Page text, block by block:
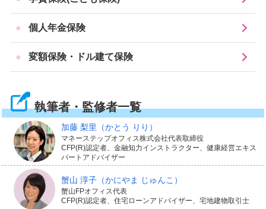
死亡時に残された家族のローン返済
に備えられる
しまったときや高度障害になったときなど保険金がお
り、借りているローンの返済にあてられます。このた
め、ローンを返していた人が亡くなって家計の収入が大
幅に下がってしまっても、家族はローン返済の負担をお
うことなく自宅に住み続けることができます。
個人年金保険
変額保険・ドル建て保険
執筆者・監修者一覧
加藤 梨里 （かとう りり）
マネーステップオフィス株式会社代表取締役
CFP(R)認定者、金融知力インストラクター、健康経営エキス
パートアドバイザー
蟹山 淳子 （かにやま じゅんこ）
蟹山FPオフィス代表
CFP(R)認定者、住宅ローンアドバイザー、宅地建物取引士